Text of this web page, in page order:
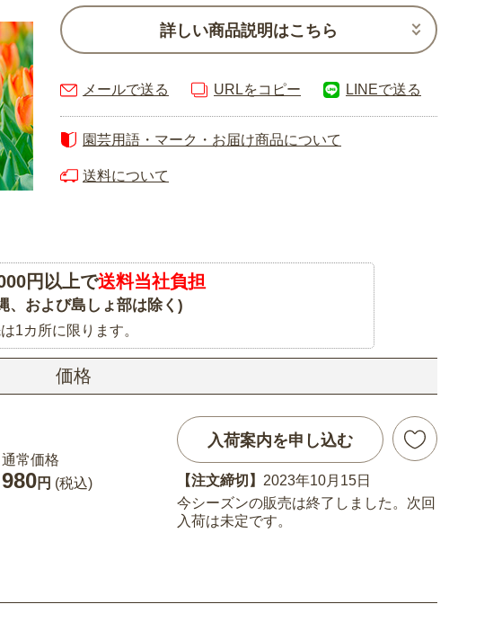
詳しい商品説明はこちら
メールで送る URLをコピー LINEで送る
園芸用語・マーク・お届け商品について
送料について
円以上で送料当社負担
、および島しょ部は除く)
1カ所に限ります。
価格
通常価格
980円 (税込)
入荷案内を申し込む
【注文締切】 2023年10月15日
今シーズンの販売は終了しました。次回
入荷は未定です。